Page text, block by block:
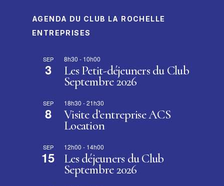
AGENDA DU CLUB LA ROCHELLE
ENTREPRISES
SEP
3
8h30 - 10h00
Les Petit-déjeuners du Club
Septembre 2026
SEP
8
18h30 -21h30
Visite d’entreprise ACS
Location
SEP
15
12h00 - 14h00
Les déjeuners du Club
Septembre 2026